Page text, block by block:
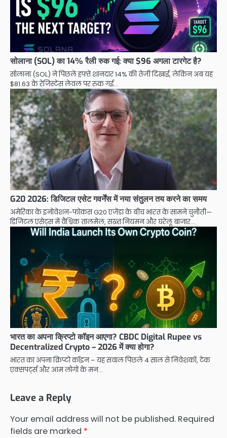
सोलाना (SOL) का 14% रैली रुक गई: क्या $96 अगला टारगेट है?
सोलाना (SOL) ने पिछले हफ्ते शानदार 14% की तेजी दिखाई, लेकिन अब यह
$81.63 के रेजिस्टेंस लेवल पर रुक गई…
G20 2026: डिजिटल एसेट गवर्नेंस में नया संतुलन तय करने का समय
अमेरिका के इनोवेशन-फोकस G20 एजेंडा के बीच भारत के सामने चुनौती—
डिजिटल एसेट्स में वैश्विक तालमेल, सख्त नियमन और घरेलू बाजार…
भारत का अपना क्रिप्टो कॉइन आएगा? CBDC Digital Rupee vs
Decentralized Crypto – 2026 में क्या होगा?
भारत का अपना क्रिप्टो कॉइन – यह सवाल पिछले 4 साल से निवेशकों, टेक
एक्सपर्ट्स और आम लोगों के मन…
Leave a Reply
Your email address will not be published. Required
fields are marked *